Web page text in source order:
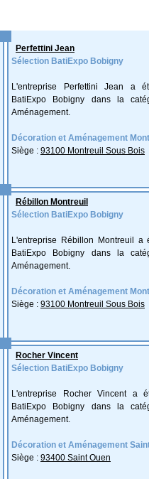
Perfettini Jean
Sélection BatiExpo Bobigny
L'entreprise Perfettini Jean a
BatiExpo Bobigny dans la
Aménagement.
Décoration et Aménagement
Siège : 93100 Montreuil Sous Bois
Rébillon Montreuil
Sélection BatiExpo Bobigny
L'entreprise Rébillon Montreuil a
BatiExpo Bobigny dans la
Aménagement.
Décoration et Aménagement
Siège : 93100 Montreuil Sous Bois
Rocher Vincent
Sélection BatiExpo Bobigny
L'entreprise Rocher Vincent a
BatiExpo Bobigny dans la
Aménagement.
Décoration et Aménagement
Siège : 93400 Saint Ouen